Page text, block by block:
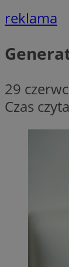
reklama
29
Czas